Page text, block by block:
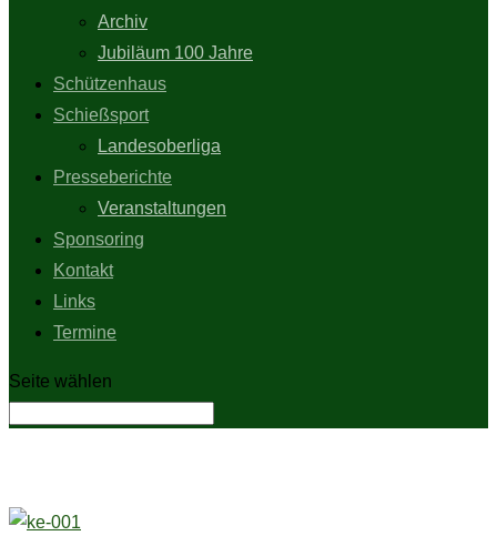
Archiv
Jubiläum 100 Jahre
Schützenhaus
Schießsport
Landesoberliga
Presseberichte
Veranstaltungen
Sponsoring
Kontakt
Links
Termine
Seite wählen